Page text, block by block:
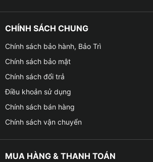
CHÍNH SÁCH CHUNG
Chính sách bảo hành, Bảo Trì
Chính sách bảo mật
Chính sách đổi trả
Điều khoản sử dụng
Chính sách bán hàng
Chính sách vận chuyển
MUA HÀNG & THANH TOÁN